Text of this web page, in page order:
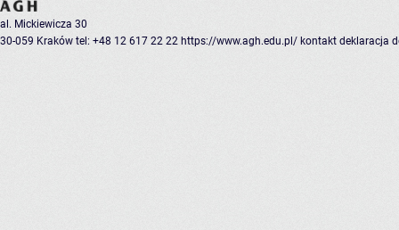
al. Mickiewicza 30
30-059 Kraków tel: +48 12 617 22 22 https://www.agh.edu.pl/ kontakt deklaracja